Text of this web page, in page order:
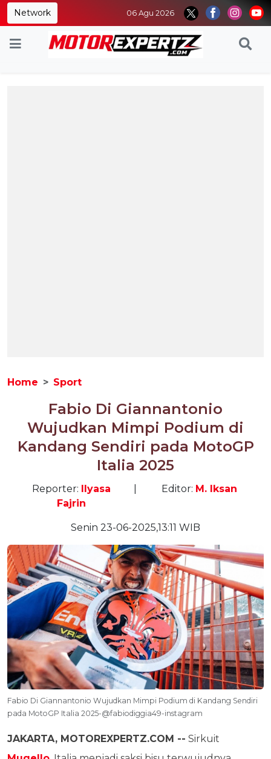
Network 06 Agu 2026
Home Sport
Fabio Di Giannantonio
Wujudkan Mimpi Podium di
Kandang Sendiri pada MotoGP
Italia 2025
Reporter: Ilyasa
Fajrin
Editor: M. Iksan
Senin 23-06-2025,13:11 WIB
Fabio Di Giannantonio Wujudkan Mimpi Podium di Kandang Sendiri
pada MotoGP Italia 2025-@fabiodiggia49-instagram
JAKARTA, MOTOREXPERTZ.COM -- Sirkuit